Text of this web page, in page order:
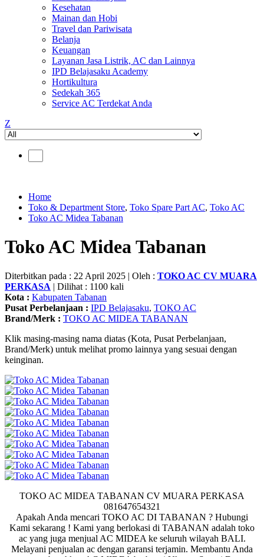
Kesehatan
Mainan dan Hobi
Travel dan Pariwisata
Belanja
Keuangan
Layanan Jasa Listrik, AC dan Lainnya
IPD Belajasaku Academy
Hortikultura
Sedekah 365
Service AC Terdekat Anda
Z
Home
Toko & Department Store, Toko Spare Part AC, Toko AC
Toko AC Midea Tabanan
Toko AC Midea Tabanan
Diterbitkan pada : 22 April 2025 | Oleh : TOKO AC CV MUARA
PERKASA | Dilihat : 1100 kali
Kota : Kabupaten Tabanan
Pusat Perbelanjaan : IPD Belajasaku, TOKO AC
Brand/Merk : TOKO AC MIDEA TABANAN
Klik masing-masing nama diatas (Kota, Pusat Perbelanjaan,
Brand/Merk) untuk melihat promo lainnya yang sesuai dengan
keinginan.
TOKO AC MIDEA TABANAN CV MUARA PERKASA
081647654321
Apakah Anda mencari TOKO AC DI TABANAN ? Hubungi
Kami sekarang ! Kami yang berlokasi di TABANAN adalah toko
ac yang juga menjual AC MIDEA ke seluruh wilayah BALI.
Melayani penjualan ac dengan garansi terjamin. Membantu Anda